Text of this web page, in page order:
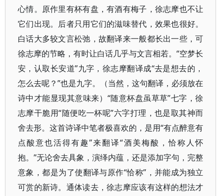
心情。原作里有杯有盘，有酒有梅子，徐志摩也不让
它们出现。后者只用它们的滋味替代，效果也很好。
白话大多较文言松弛，故翻译来一般都长出一些，可
徐志摩的节略，有时让白话几乎与文言相若。“空梦长
安，认取长安道”九字，徐志摩翻译成“去是想去的，
怎么去呢？”也是九字。（当然，这句翻译，必须放在
诗中才能显现其意味来）“随意杯盘虽草草”七字，徐
志摩干脆用“随便吃一杯呢”六字打理，也是取其神而
舍去形。这首诗译中笔者极喜欢的，是用“有点醉意有
点酸意也活得有趣”来翻译“酒美梅酸，恰称人怀
抱。”无论舍去具象，演绎内蕴，还是添加字句，完整
意象，都是为了使翻译与原作“恰称”，并能成为独立
可赏的新诗。通体读去，徐志摩应该有这样的想法才